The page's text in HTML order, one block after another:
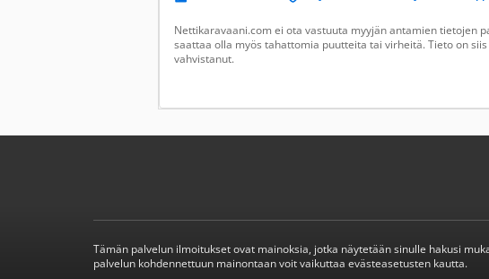
Nettikaravaani.com ei ota vastuuta myyjän antamien tietojen
saattaa olla myös tahattomia puutteita tai virheitä. Tieto on
vahvistanut.
Tämän palvelun ilmoitukset ovat mainoksia, jotka näytetään sinulle hakusi
palvelun kohdennettuun mainontaan voit vaikuttaa evästeasetusten kautta.